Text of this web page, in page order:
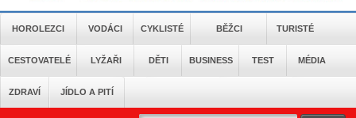
HOROLEZCI VODÁCI CYKLISTÉ BĚŽCI TURISTÉ
CESTOVATELÉ LYŽAŘI DĚTI BUSINESS TEST MÉDIA
ZDRAVÍ JÍDLO A PITÍ